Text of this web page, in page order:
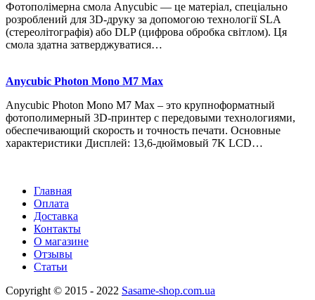
Фотополімерна смола Anycubic — це матеріал, спеціально
розроблений для 3D-друку за допомогою технології SLA
(стереолітографія) або DLP (цифрова обробка світлом). Ця
смола здатна затверджуватися…
Anycubic Photon Mono M7 Max
Anycubic Photon Mono M7 Max – это крупноформатный
фотополимерный 3D-принтер с передовыми технологиями,
обеспечивающий скорость и точность печати. Основные
характеристики Дисплей: 13,6-дюймовый 7K LCD…
Главная
Оплата
Доставка
Контакты
О магазине
Отзывы
Статьи
Copyright © 2015 - 2022 Sasame-shop.com.ua